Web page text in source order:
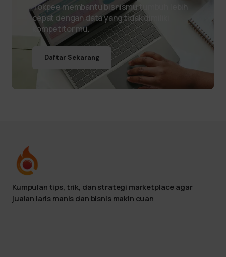
Tokpee membantu bisnismu tumbuh lebih
cepat dengan data yang tidak dimiliki
kompetitor mu.
Daftar Sekarang
Kumpulan tips, trik, dan strategi marketplace agar
jualan laris manis dan bisnis makin cuan